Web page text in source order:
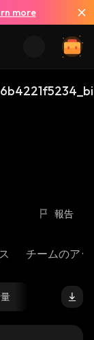
more
報告
チームのア